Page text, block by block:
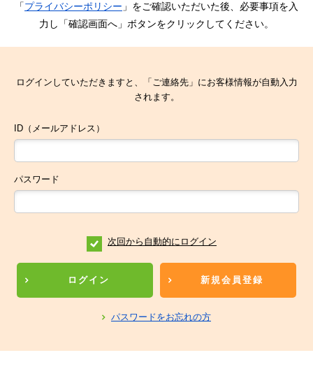
「プライバシーポリシー 」をご確認いただいた後、必要事項を入
力し「確認画面へ」ボタンをクリックしてください。
ログインしていただきますと、「ご連絡先」にお客様情報が自動入力
されます。
ID（メールアドレス）
パスワード
次回から自動的にログイン
ログイン 新規会員登録
パスワードをお忘れの方